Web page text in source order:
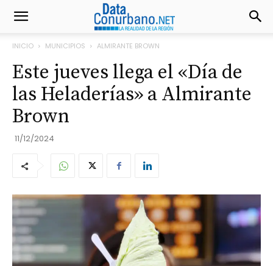
INICIO MUNICIPIOS ALMIRANTE BROWN
Este jueves llega el «Día de
las Heladerías» a Almirante
Brown
11/12/2024